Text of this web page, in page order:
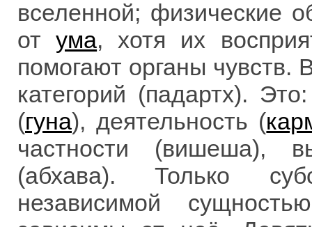
вселенной; физические
отума, хотя их
помогают органы чувств.
категорий (падартх).
(гуна), деятельность (
частности (вишеша),
(абхава). Только
независимой